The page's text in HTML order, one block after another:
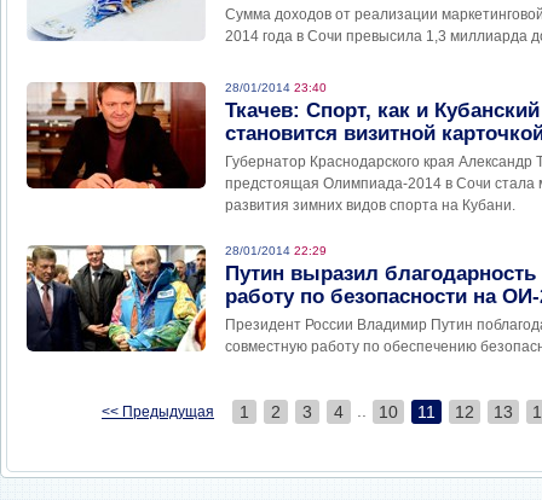
Сумма доходов от реализации
2014 года в Сочи превысила 1,3 миллиарда
28/01/2014 23:40
Ткачев: Спорт, как и
становится визитной
Губернатор Краснодарского края Александр
предстоящая Олимпиада-2014 в Сочи
развития зимних видов спорта на Кубани.
28/01/2014 22:29
Путин выразил
работу по безопасности на ОИ-
Президент России Владимир Путин
совместную работу по обеспечению
<< Предыдущая 1 2 3 4 10 11 12 13